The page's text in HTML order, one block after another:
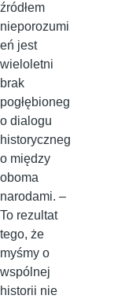
źródłem
nieporozumi
eń jest
wieloletni
brak
pogłębioneg
o dialogu
historyczneg
o między
oboma
narodami. –
To rezultat
tego, że
myśmy o
wspólnej
historii nie